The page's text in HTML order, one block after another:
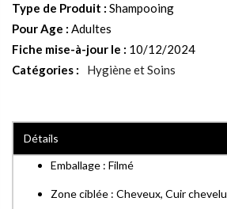
Type de Produit : Shampooing
Pour Age : Adultes
Fiche mise-à-jour le : 10/12/2024
Catégories :
Hygiène et Soins
Détails
Emballage : Filmé
Zone ciblée : Cheveux, Cuir chevelu